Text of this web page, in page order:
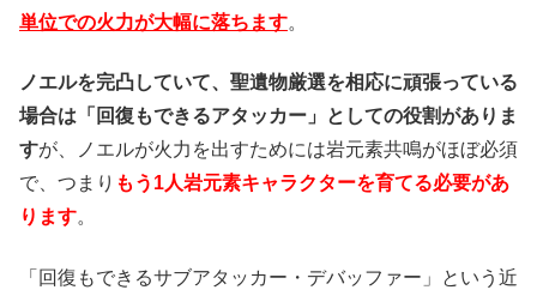
単位での火力が大幅に落ちます。
ノエルを完凸していて、聖遺物厳選を相応に頑張っている
場合は「回復もできるアタッカー」としての役割がありま
すが、ノエルが火力を出すためには岩元素共鳴がほぼ必須
で、つまり もう1人岩元素キャラクターを育てる必要があ
ります。
「回復もできるサブアタッカー・デバッファー」という近